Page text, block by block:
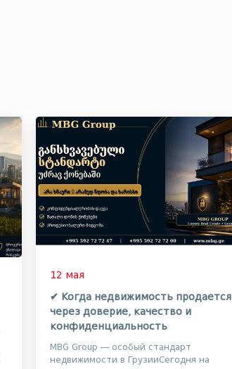
12 мая
✔ Когда недвижимость продается
через доверие, качество и
конфиденциальность
MBG Group — особый стандарт
недвижимости в ГрузииСегодня на